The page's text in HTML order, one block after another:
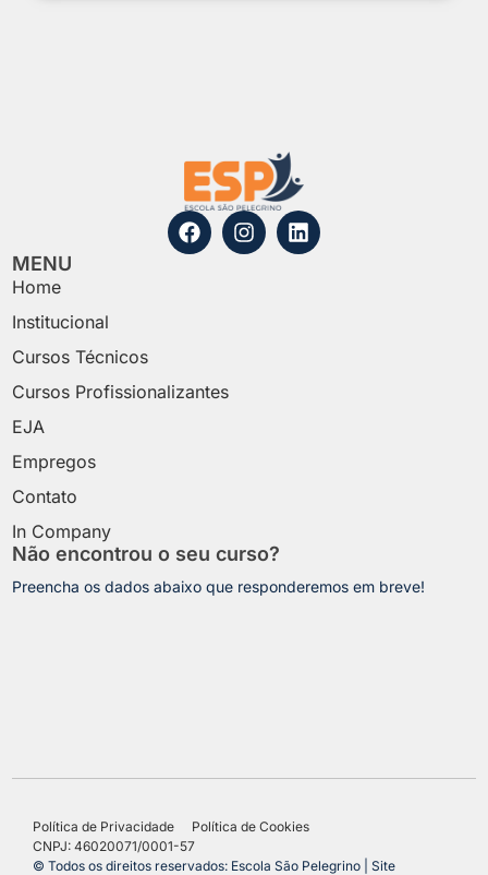
MENU
Home
Institucional
Cursos Técnicos
Cursos Profissionalizantes
EJA
Empregos
Contato
In Company
Não encontrou o seu curso?
Preencha os dados abaixo que responderemos em breve!
Política de Privacidade
Política de Cookies
CNPJ: 46020071/0001-57
© Todos os direitos reservados: Escola São Pelegrino | Site